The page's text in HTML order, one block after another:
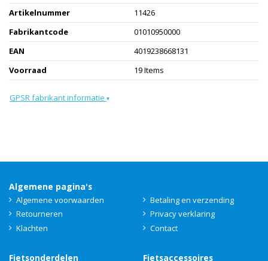
Artikelnummer
11426
Fabrikantcode
01010950000
EAN
4019238668131
Voorraad
19 Items
GPSR fabrikant informatie ▾
Algemene pagina's
Algemene voorwaarden
Betaling en verzending
Retourneren
Privacy verklaring
Klachten
Contact
Fietsonderdelen Fietsaccessoires